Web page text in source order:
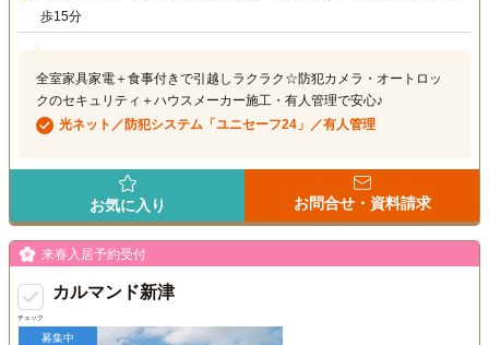
歩15分
全室家具家電＋食事付きで引越しラクラク☆防犯カメラ・オートロッ
クのセキュリティ＋ハウスメーカー施工・有人管理で安心♪
光ネット／防犯システム「ユニセーフ24」／有人管理
お気に入り お問合せ・資料請求
チェック
来春入居予約受付
カルマンド新津
募集中